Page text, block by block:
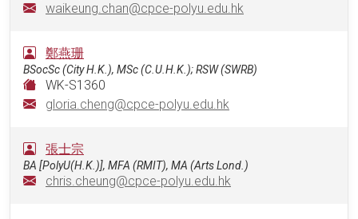
waikeung.chan@cpce-polyu.edu.hk
鄭燕珊
BSocSc (City H.K.), MSc (C.U.H.K.); RSW (SWRB)
WK-S1360
gloria.cheng@cpce-polyu.edu.hk
張士宗
BA [PolyU(H.K.)], MFA (RMIT), MA (Arts Lond.)
chris.cheung@cpce-polyu.edu.hk